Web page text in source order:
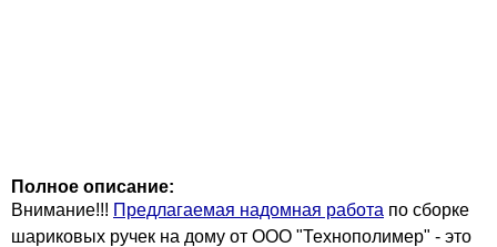
Полное описание:
Внимание!!! Предлагаемая надомная работа по сборке
шариковых ручек на дому от ООО "Технополимер" - это